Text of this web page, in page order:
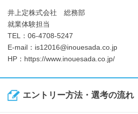
井上定株式会社 総務部
就業体験担当
TEL：06-4708-5247
E-mail：is12016@inouesada.co.jp
HP：https://www.inouesada.co.jp/
エントリー方法・選考の流れ